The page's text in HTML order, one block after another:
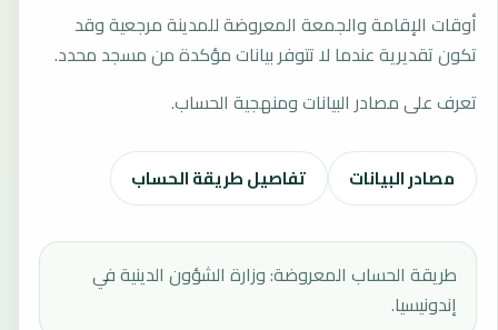
أوقات الإقامة والجمعة المعروضة للمدينة مرجعية وقد
تكون تقديرية عندما لا تتوفر بيانات مؤكدة من مسجد محدد.
تعرف على مصادر البيانات ومنهجية الحساب.
مصادر البيانات تفاصيل طريقة الحساب
طريقة الحساب المعروضة: وزارة الشؤون الدينية في
إندونيسيا.